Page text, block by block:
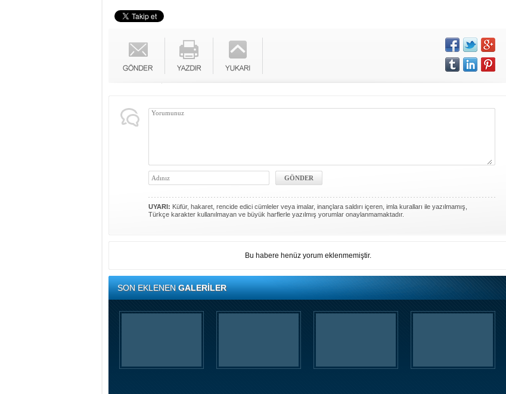
UYARI: Küfür, hakaret, rencide edici cümleler veya imalar, inançlara saldırı içeren, imla kuralları ile yazılmamış,
Türkçe karakter kullanılmayan ve büyük harflerle yazılmış yorumlar onaylanmamaktadır.
Bu habere henüz yorum eklenmemiştir.
SON EKLENENGALERİLER